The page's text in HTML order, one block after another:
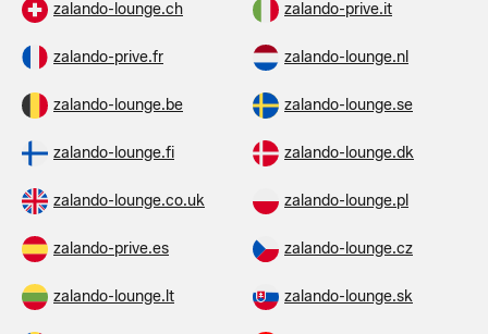
zalando-lounge.ch zalando-prive.it
zalando-prive.fr zalando-lounge.nl
zalando-lounge.be zalando-lounge.se
zalando-lounge.fi zalando-lounge.dk
zalando-lounge.co.uk zalando-lounge.pl
zalando-prive.es zalando-lounge.cz
zalando-lounge.lt zalando-lounge.sk